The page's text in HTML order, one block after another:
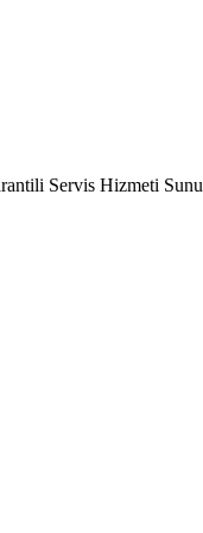
Servis Hizmeti